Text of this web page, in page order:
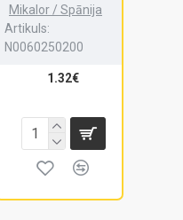
Mikalor / Spānija
Artikuls:
N0060250200
1.32€